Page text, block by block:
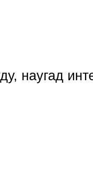
наугад